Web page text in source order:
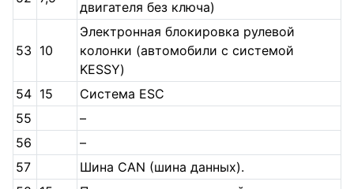
двигателя без ключа)
53 10
Электронная блокировка рулевой
колонки (автомобили с системой
KESSY)
54 15
Система ESC
55
–
56
–
57
Шина CAN (шина данных).